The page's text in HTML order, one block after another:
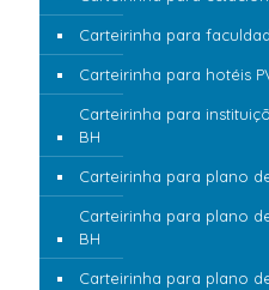
Carteirinha para
Carteirinha para hotéis
Carteirinha para
BH
Carteirinha para plano
Carteirinha para plano
BH
Carteirinha para plano